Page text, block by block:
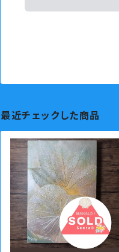
最近チェックした商品